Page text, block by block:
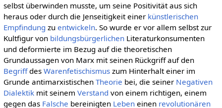
selbst überwinden musste, um seine Positivität aus sich
heraus oder durch die Jenseitigkeit einer künstlerischen
Empfindung zu entwickeln. So wurde er vor allem selbst zur
Kultfigur von bildungsbürgerlichenLiteraturkonsumenten
und deformierte im Bezug auf die theoretischen
Grundaussagen von Marx mit seinen Rückgriff auf den
Begriffdes Warenfetischismuszum Hinterhalt einer im
Grunde antimarxistischen Theorie bei, die seiner Negativen
Dialektikmit seinem Verstand von einem richtigen, einem
gegen das Falsche bereinigten Lebeneinen revolutionären